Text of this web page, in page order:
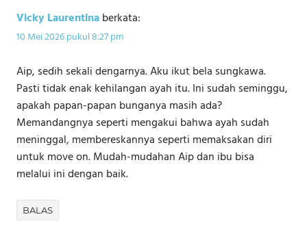
Vicky Laurentinaberkata:
10 Mei 2026 pukul 8:27 pm
Aip, sedih sekali dengarnya. Aku ikut bela sungkawa.
Pasti tidak enak kehilangan ayah itu. Ini sudah seminggu,
apakah papan-papan bunganya masih ada?
Memandangnya seperti mengakui bahwa ayah sudah
meninggal, membereskannya seperti memaksakan diri
untuk move on. Mudah-mudahan Aip dan ibu bisa
melalui ini dengan baik.
BALAS